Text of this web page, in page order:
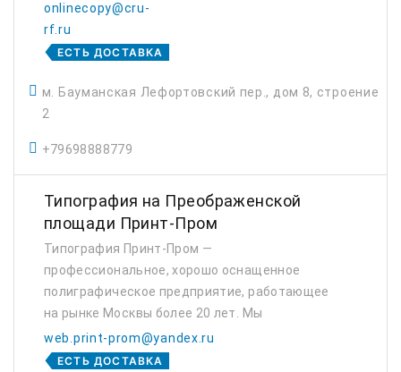
onlinecopy@cru-
rf.ru
ЕСТЬ ДОСТАВКА
м. Бауманская Лефортовский пер., дом 8, строение
2
+79698888779
Типография на Преображенской
площади Принт-Пром
Типография Принт-Пром —
профессиональное, хорошо оснащенное
полиграфическое предприятие, работающее
на рынке Москвы более 20 лет. Мы
выполняем работы, используя современные
технологии офсетной, цифровой и других
web.print-prom@yandex.ru
ЕСТЬ ДОСТАВКА